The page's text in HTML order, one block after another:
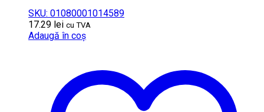
SKU: 01080001014589
17.29 lei cu TVA
Adaugă în coș